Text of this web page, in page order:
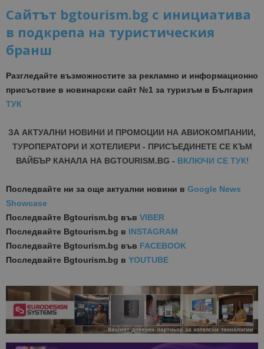
Сайтът bgtourism.bg с инициатива
в подкрепа на туристическия
бранш
Разгледайте възможностите за рекламно и информационно
присъствие в новинарски сайт №1 за туризъм в България
ТУК
ЗА АКТУАЛНИ НОВИНИ И ПРОМОЦИИ НА АВИОКОМПАНИИ,
ТУРОПЕРАТОРИ И ХОТЕЛИЕРИ - ПРИСЪЕДИНЕТЕ СЕ КЪМ
ВАЙБЪР КАНАЛА НА BGTOURISM.BG - ВКЛЮЧИ СЕ ТУК!
Последвайте ни за още актуални новини в Google News
Showcase
Последвайте Bgtourism.bg във VIBER
Последвайте Bgtourism.bg в INSTAGRAM
Последвайте Bgtourism.bg във FACEBOOK
Последвайте Bgtourism.bg в YOUTUBE